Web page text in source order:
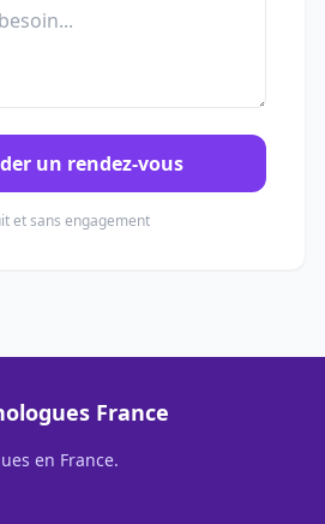
un rendez-vous
et sans engagement
France
en France.